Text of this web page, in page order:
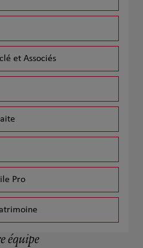
et Associés
Pro
équipe